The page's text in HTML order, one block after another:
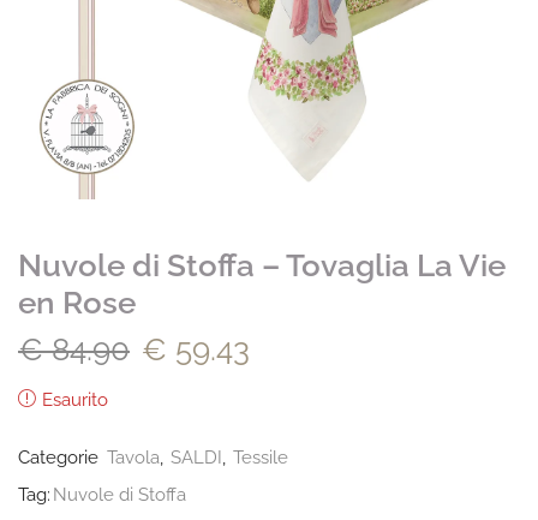
Nuvole di Stoffa – Tovaglia La Vie
en Rose
€84.90 € 59.43
Esaurito
Categorie Tavola SALDI Tessile
Tag: Nuvole di Stoffa